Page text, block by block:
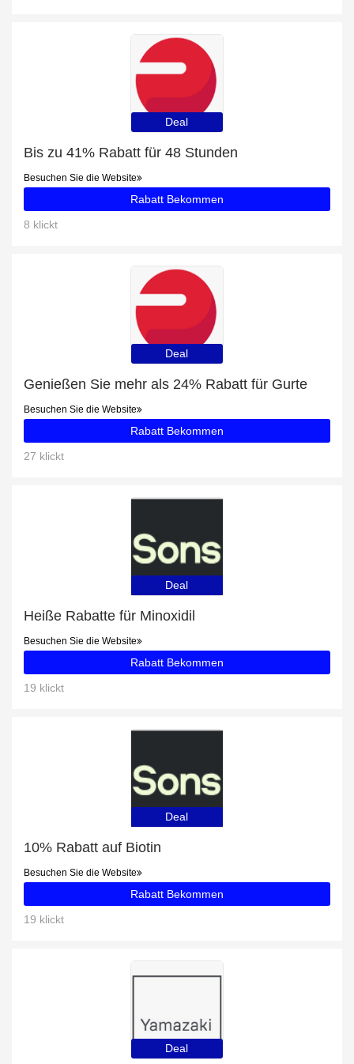
Deal
Bis zu 41% Rabatt für 48 Stunden
Besuchen Sie die Website
Rabatt Bekommen
8 klickt
Deal
Genießen Sie mehr als 24% Rabatt für Gurte
Besuchen Sie die Website
Rabatt Bekommen
27 klickt
Deal
Heiße Rabatte für Minoxidil
Besuchen Sie die Website
Rabatt Bekommen
19 klickt
Deal
10% Rabatt auf Biotin
Besuchen Sie die Website
Rabatt Bekommen
19 klickt
Deal